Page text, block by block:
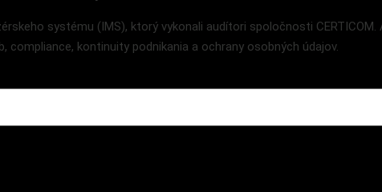
systému (IMS), ktorý vykonali audítori spoločnosti
kontinuity podnikania a ochrany osobných údajov.